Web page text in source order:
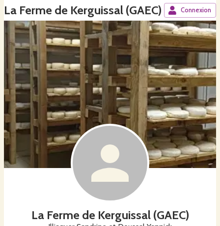
La Ferme de Kerguissal (GAEC) Connexion
La Ferme de Kerguissal (GAEC)